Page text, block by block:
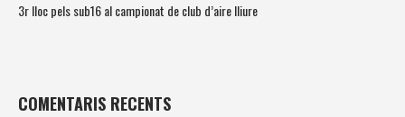
3r lloc pels sub16 al campionat de club d’aire lliure
COMENTARIS RECENTS